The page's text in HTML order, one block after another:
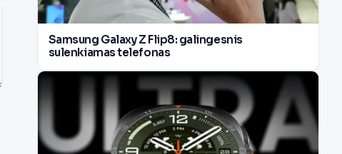
Samsung Galaxy Z Flip8: galingesnis
sulenkiamas telefonas